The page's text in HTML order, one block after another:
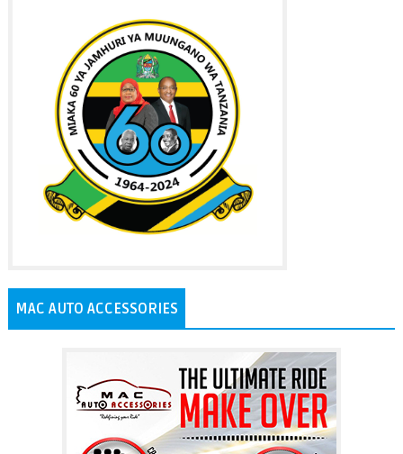
MAC AUTO ACCESSORIES